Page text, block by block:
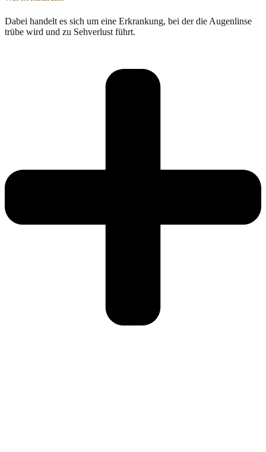
Dabei handelt es sich um eine Erkrankung, bei der die Augenlinse
trübe wird und zu Sehverlust führt.